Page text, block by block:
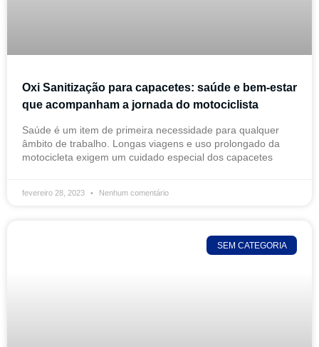
Oxi Sanitização para capacetes: saúde e bem-estar
que acompanham a jornada do motociclista
Saúde é um item de primeira necessidade para qualquer
âmbito de trabalho. Longas viagens e uso prolongado da
motocicleta exigem um cuidado especial dos capacetes
fevereiro 28, 2023 Nenhum comentário
SEM CATEGORIA